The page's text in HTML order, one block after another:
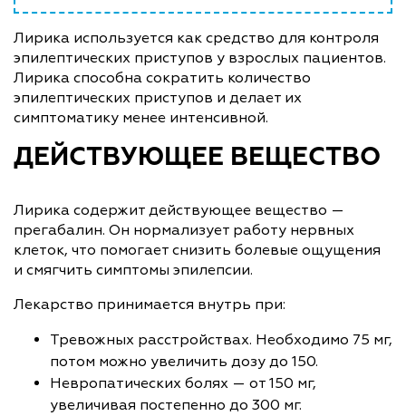
Лирика используется как средство для контроля
эпилептических приступов у взрослых пациентов.
Лирика способна сократить количество
эпилептических приступов и делает их
симптоматику менее интенсивной.
ДЕЙСТВУЮЩЕЕ ВЕЩЕСТВО
Лирика содержит действующее вещество —
прегабалин. Он нормализует работу нервных
клеток, что помогает снизить болевые ощущения
и смягчить симптомы эпилепсии.
Лекарство принимается внутрь при:
Тревожных расстройствах. Необходимо 75 мг,
потом можно увеличить дозу до 150.
Невропатических болях — от 150 мг,
увеличивая постепенно до 300 мг.